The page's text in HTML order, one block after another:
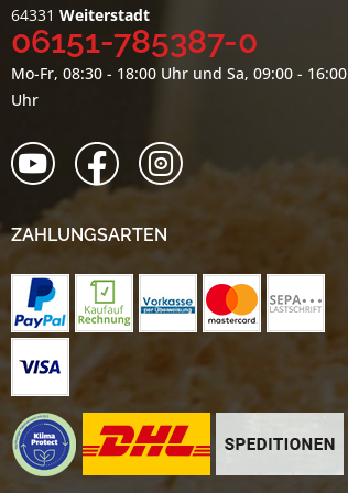
64331 Weiterstadt
06151-785387-0
Mo-Fr, 08:30 - 18:00 Uhr und Sa, 09:00 - 16:00
Uhr
ZAHLUNGSARTEN